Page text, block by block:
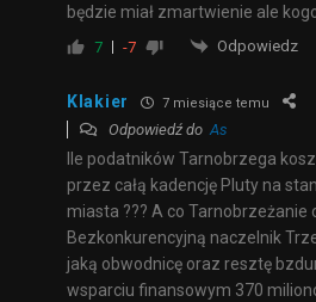
będzie miał zmartwienie ale
7 -7 Odpowiedz
Klakier 7 miesiące temu
Odpowiedź doAs
Ile podatników Tarnobrzega
przez całą kadencję Pluty na
miasta ??? A co Tarnobrzeżanie
Bezkonkurencyjną naczelnik
jaką obwodnicę oraz resztę
wsparciu finansowym 370